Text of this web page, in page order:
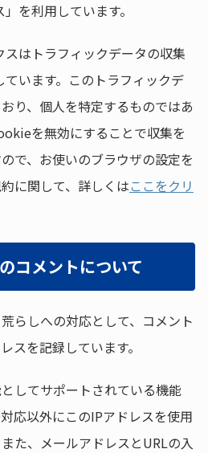
を利用しています。
はトラフィックデータの収集
います。このトラフィックデ
り、個人を特定するものではあ
を無効にすることで収集を
で、お使いのブラウザの設定を
に関して、詳しくはここをクリ
コメントについて
らしへの対応として、コメント
スを記録しています。
してサポートされている機能
応以外にこのIPアドレスを使用
た、メールアドレスとURLの入